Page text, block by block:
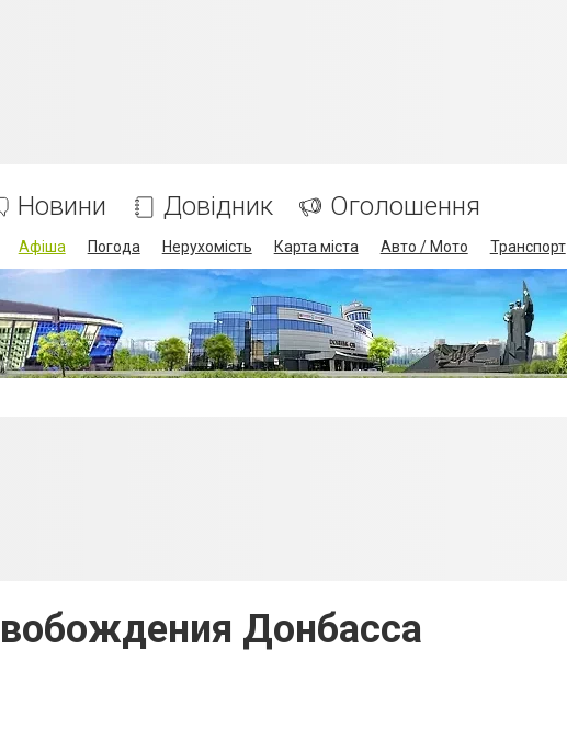
Новини Довідник Оголошення
Афіша Погода Нерухомість Карта міста Авто / Мото Транспорт
Донбасса